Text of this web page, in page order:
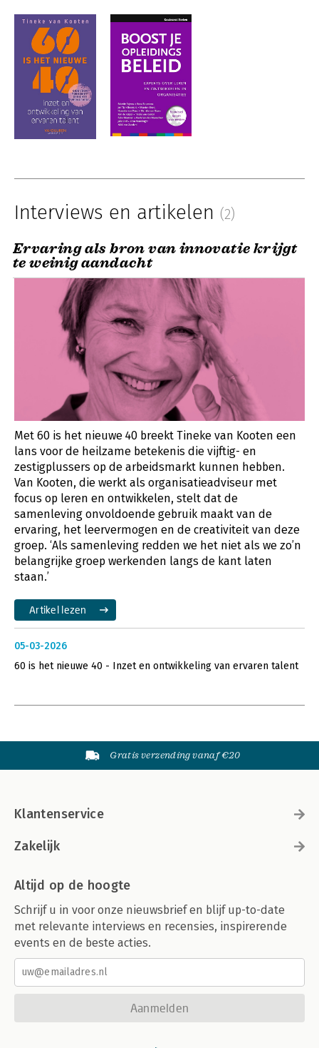
Interviews en artikelen (2)
Ervaring als bron van innovatie krijgt
te weinig aandacht
Met 60 is het nieuwe 40 breekt Tineke van Kooten een
lans voor de heilzame betekenis die vijftig- en
zestigplussers op de arbeidsmarkt kunnen hebben.
Van Kooten, die werkt als organisatieadviseur met
focus op leren en ontwikkelen, stelt dat de
samenleving onvoldoende gebruik maakt van de
ervaring, het leervermogen en de creativiteit van deze
groep. ‘Als samenleving redden we het niet als we zo’n
belangrijke groep werkenden langs de kant laten
staan.’
Artikel lezen
05-03-2026
60 is het nieuwe 40 - Inzet en ontwikkeling van ervaren talent
Gratis verzending vanaf €20
Klantenservice
Zakelijk
Altijd op de hoogte
Schrijf u in voor onze nieuwsbrief en blijf up-to-date
met relevante interviews en recensies, inspirerende
events en de beste acties.
Aanmelden